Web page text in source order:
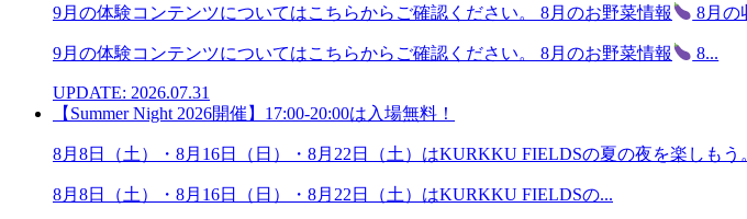
9月の体験コンテンツについてはこちらからご確認ください。 8月のお野菜情報 8月の
9月の体験コンテンツについてはこちらからご確認ください。 8月のお野菜情報 8...
UPDATE: 2026.07.31
【Summer Night 2026開催】17:00-20:00は入場無料！
8月8日（土）・8月16日（日）・8月22日（土）はKURKKU FIELDSの夏の夜を楽しもう
8月8日（土）・8月16日（日）・8月22日（土）はKURKKU FIELDSの...